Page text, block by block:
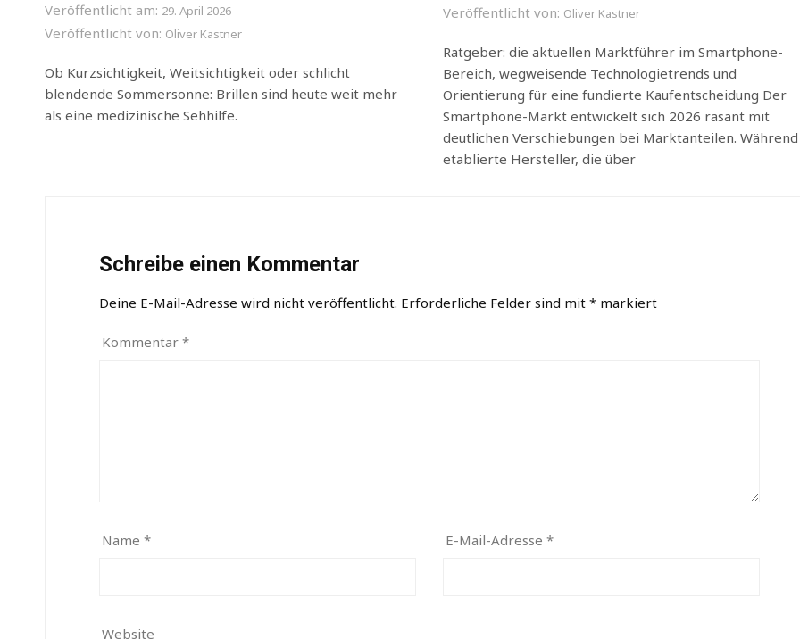
Veröffentlicht am: 29. April 2026
Veröffentlicht von: Oliver Kastner
Ob Kurzsichtigkeit, Weitsichtigkeit oder schlicht
blendende Sommersonne: Brillen sind heute weit mehr
als eine medizinische Sehhilfe.
Veröffentlicht von: Oliver Kastner
Ratgeber: die aktuellen Marktführer im Smartphone-
Bereich, wegweisende Technologietrends und
Orientierung für eine fundierte Kaufentscheidung Der
Smartphone-Markt entwickelt sich 2026 rasant mit
deutlichen Verschiebungen bei Marktanteilen. Während
etablierte Hersteller, die über
Schreibe einen Kommentar
Deine E-Mail-Adresse wird nicht veröffentlicht. Erforderliche Felder sind mit * markiert
Kommentar *
Name * E-Mail-Adresse *
Website